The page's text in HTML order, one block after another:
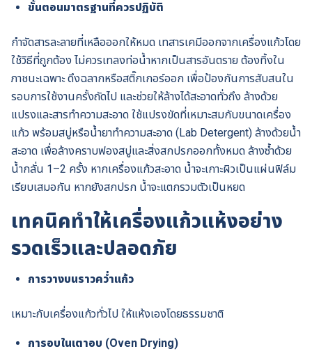
ขั้นตอนมาตรฐานที่ควรปฏิบัติ
กำจัดสารละลายที่เหลือออกให้หมด เทสารเคมีออกจากเครื่องแก้วโดย
ใช้วิธีที่ถูกต้อง ไม่ควรเทลงท่อน้ำหากเป็นสารอันตราย ต้องทิ้งใน
ภาชนะเฉพาะ ดึงฉลากหรือสติ๊กเกอร์ออก เพื่อป้องกันการสับสนใน
รอบการใช้งานครั้งถัดไป และช่วยให้ล้างได้สะอาดทั่วถึง ล้างด้วย
แปรงและสารทำความสะอาด ใช้แปรงขัดที่เหมาะสมกับขนาดเครื่อง
แก้ว พร้อมสบู่หรือน้ำยาทำความสะอาด (Lab Detergent) ล้างด้วยน้ำ
สะอาด เพื่อล้างคราบฟองสบู่และสิ่งสกปรกออกทั้งหมด ล้างซ้ำด้วย
น้ำกลั่น 1–2 ครั้ง หากเครื่องแก้วสะอาด น้ำจะเกาะผิวเป็นแผ่นฟิล์ม
เรียบเสมอกัน หากยังสกปรก น้ำจะแตกรวมตัวเป็นหยด
เทคนิคทำให้เครื่องแก้วแห้งอย่าง
รวดเร็วและปลอดภัย
การวางบนราวคว่ำแก้ว
เหมาะกับเครื่องแก้วทั่วไป ให้แห้งเองโดยธรรมชาติ
การอบในเตาอบ (Oven Drying)